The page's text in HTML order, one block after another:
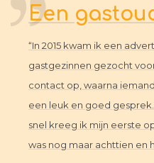
Een
“In 2015 kwam ik een
gastgezinnen gezocht
contact op, waarna
een leuk en goed
snel kreeg ik mijn eerste
was nog maar achttien en